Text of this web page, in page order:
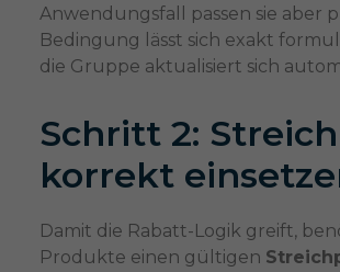
Anwendungsfall passen sie aber
Bedingung lässt sich exakt
die Gruppe aktualisiert sich
Schritt 2:
korrekt
Damit die Rabatt-Logik greift,
Produkte einen gültigen